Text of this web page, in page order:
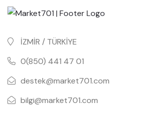
İZMİR / TÜRKİYE
0(850) 441 47 01
destek@market701.com
bilgi@market701.com